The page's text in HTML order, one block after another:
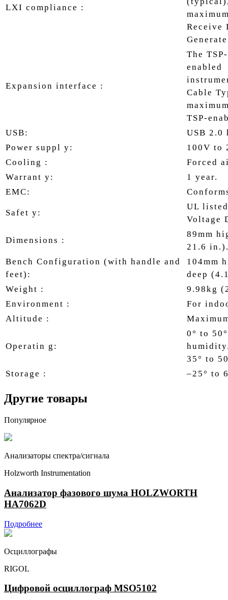
LXI compliance :
Receive
Expansion interface :
The
enabled
Cable
TSP-
USB:
USB
Power suppl y:
100V to
Cooling :
Forced
Warrant y:
1 year.
EMC:
Safet y:
UL
Voltage
Dimensions :
89mm
21.6
Bench Configuration (with handle and
feet):
104mm
deep
Weight :
9.98kg
Environment :
For
Altitude :
Operatin g:
0° to
35° to
Storage :
–25° to
Другие товары
Популярное
Анализаторы спектра/сигнала
Holzworth Instrumentation
Анализатор фазового шума HOLZWORTH
HA7062D
Подробнее
Осциллографы
RIGOL
Цифровой осциллограф MSO5102